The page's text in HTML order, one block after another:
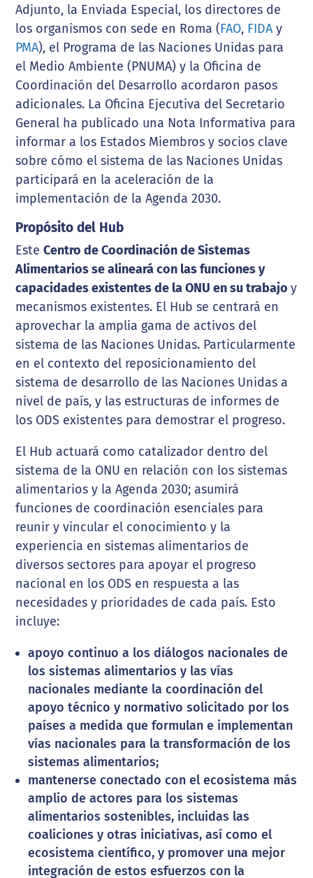
Adjunto, la Enviada Especial, los directores de
los organismos con sede en Roma (FAO, FIDA y
PMA), el Programa de las Naciones Unidas para
el Medio Ambiente (PNUMA) y la Oficina de
Coordinación del Desarrollo acordaron pasos
adicionales. La Oficina Ejecutiva del Secretario
General ha publicado una Nota Informativa para
informar a los Estados Miembros y socios clave
sobre cómo el sistema de las Naciones Unidas
participará en la aceleración de la
implementación de la Agenda 2030.
Propósito del Hub
EsteCentro de Coordinación de Sistemas
Alimentarios se alineará con las funciones y
capacidades existentes de la ONU en su trabajoy
mecanismos existentes. El Hub se centrará en
aprovechar la amplia gama de activos del
sistema de las Naciones Unidas. Particularmente
en el contexto del reposicionamiento del
sistema de desarrollo de las Naciones Unidas a
nivel de país, y las estructuras de informes de
los ODS existentes para demostrar el progreso.
El Hub actuará como catalizador dentro del
sistema de la ONU en relación con los sistemas
alimentarios y la Agenda 2030; asumirá
funciones de coordinación esenciales para
reunir y vincular el conocimiento y la
experiencia en sistemas alimentarios de
diversos sectores para apoyar el progreso
nacional en los ODS en respuesta a las
necesidades y prioridades de cada país. Esto
incluye:
apoyo continuo a los diálogos nacionales de
los sistemas alimentarios y las vías
nacionales mediante la coordinación del
apoyo técnico y normativo solicitado por los
países a medida que formulan e implementan
vías nacionales para la transformación de los
sistemas alimentarios;
mantenerse conectado con el ecosistema más
amplio de actores para los sistemas
alimentarios sostenibles, incluidas las
coaliciones y otras iniciativas, así como el
ecosistema científico, y promover una mejor
integración de estos esfuerzos con la